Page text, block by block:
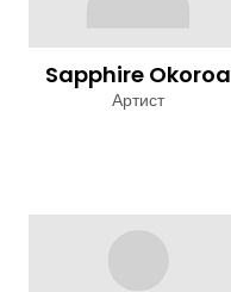
Sapphire Okoroa
Артист